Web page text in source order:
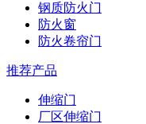
钢质防火门
防火窗
防火卷帘门
推荐产品
伸缩门
厂区伸缩门